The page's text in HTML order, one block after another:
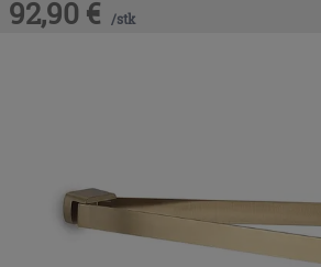
92,90 € /stk